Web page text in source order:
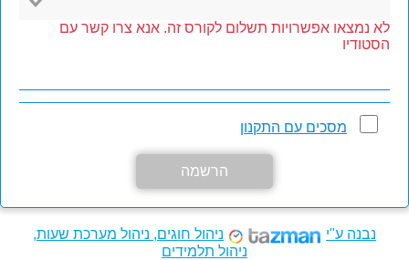
לא נמצאו אפשרויות תשלום לקורס זה. אנא צרו קשר עם
הסטודיו
מסכים עם התקנון
הרשמה
נבנה ע"י
ניהול חוגים, ניהול מערכת שעות,
ניהול תלמידים